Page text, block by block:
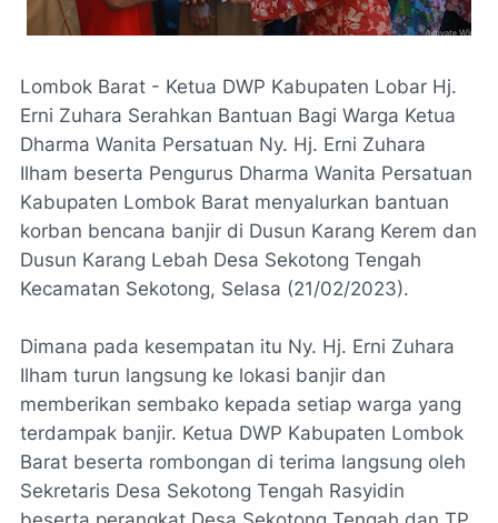
Lombok Barat - Ketua DWP Kabupaten Lobar Hj.
Erni Zuhara Serahkan Bantuan Bagi Warga Ketua
Dharma Wanita Persatuan Ny. Hj. Erni Zuhara
Ilham beserta Pengurus Dharma Wanita Persatuan
Kabupaten Lombok Barat menyalurkan bantuan
korban bencana banjir di Dusun Karang Kerem dan
Dusun Karang Lebah Desa Sekotong Tengah
Kecamatan Sekotong, Selasa (21/02/2023).
Dimana pada kesempatan itu Ny. Hj. Erni Zuhara
Ilham turun langsung ke lokasi banjir dan
memberikan sembako kepada setiap warga yang
terdampak banjir. Ketua DWP Kabupaten Lombok
Barat beserta rombongan di terima langsung oleh
Sekretaris Desa Sekotong Tengah Rasyidin